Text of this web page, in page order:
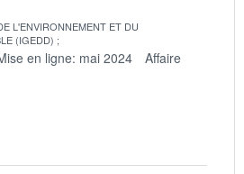
L'ENVIRONNEMENT ET DU
(IGEDD)
en ligne: mai 2024
Affaire